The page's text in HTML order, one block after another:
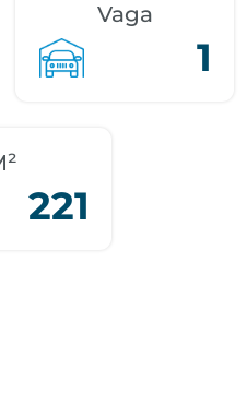
Vaga
1
221